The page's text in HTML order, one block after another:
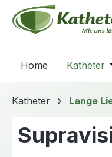
Hauptinhalt springen
Zur Suche springen
Zur
Home Katheter
Katheter Lange